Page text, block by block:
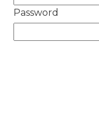
OPINIONI
Password